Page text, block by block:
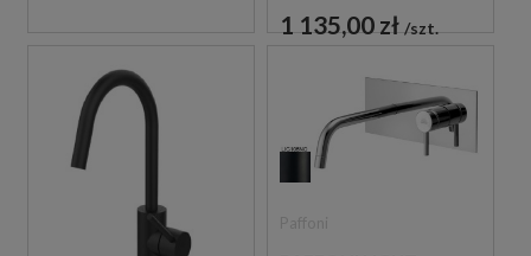
CZARNA
1 135,00 zł szt.